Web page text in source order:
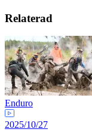
Relaterad
Enduro
2025/10/27